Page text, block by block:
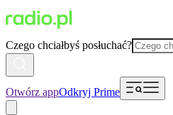
Czego chciałbyś posłuchać?
Otwórz appOdkryj Prime